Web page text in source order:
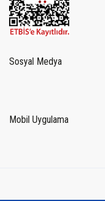
Sosyal Medya
Mobil Uygulama